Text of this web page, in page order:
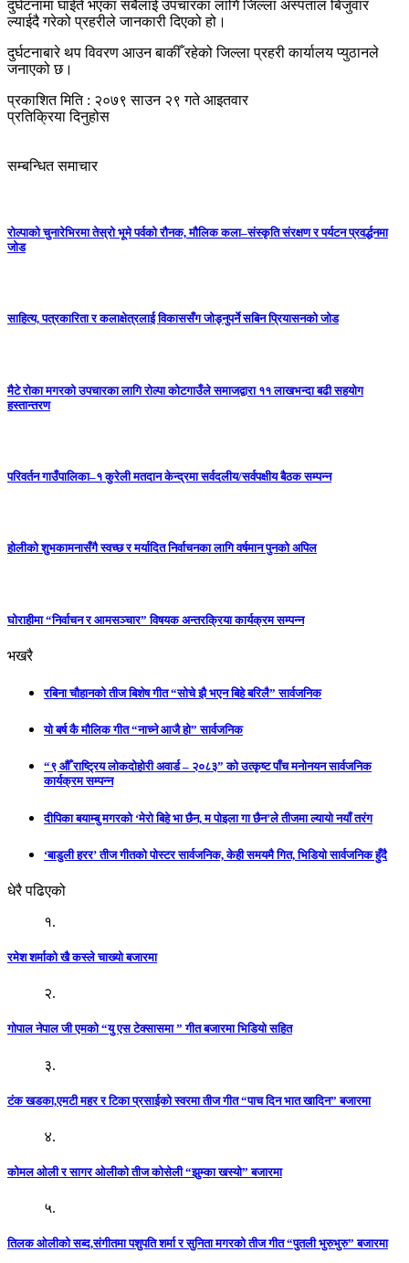
दुर्घटनामा घाईते भएका सबैलाई उपचारका लागि जिल्ला अस्पताल बिजुवार
ल्याईदै गरेको प्रहरीले जानकारी दिएको हो।
दुर्घटनाबारे थप विवरण आउन बाकीँ रहेको जिल्ला प्रहरी कार्यालय प्युठानले
जनाएको छ।
प्रकाशित मिति : २०७९ साउन २९ गते आइतवार
प्रतिक्रिया दिनुहोस
सम्बन्धित समाचार
रोल्पाको चुनारेभिरमा तेस्रो भूमे पर्वको रौनक, मौलिक कला–संस्कृति संरक्षण र पर्यटन प्रवर्द्धनमा
जोड
साहित्य, पत्रकारिता र कलाक्षेत्रलाई विकाससँग जोड्नुपर्ने सबिन प्रियासनको जोड
मैटे रोका मगरको उपचारका लागि रोल्पा कोटगाउँले समाजद्वारा ११ लाखभन्दा बढी सहयोग
हस्तान्तरण
परिवर्तन गाउँपालिका–१ कुरेली मतदान केन्द्रमा सर्वदलीय/सर्वपक्षीय बैठक सम्पन्न
होलीको शुभकामनासँगै स्वच्छ र मर्यादित निर्वाचनका लागि वर्षमान पुनको अपिल
घाेराहीमा “निर्वाचन र आमसञ्चार” विषयक अन्तरक्रिया कार्यक्रम सम्पन्न
भखरै
रबिना चौहानको तीज बिशेष गीत “सोचे झै भएन बिहे बरिलै” सार्वजनिक
यो बर्ष कै मौलिक गीत “नाच्ने आजै हो” सार्वजनिक
“९ औँ राष्ट्रिय लोकदोहोरी अवार्ड – २०८३” को उत्कृष्ट पाँच मनोनयन सार्वजनिक
कार्यक्रम सम्पन्न
दीपिका बयाम्बु मगरको ‘मेरो बिहे भा छैन, म पोइला गा छैन’ले तीजमा ल्यायो नयाँ तरंग
‘बाडुली हरर’ तीज गीतको पोस्टर सार्वजनिक, केही समयमै गित, भिडियो सार्वजनिक हुँदै
धेरै पढिएको
१.
रमेश शर्माको खै कस्ले चाख्यो बजारमा
२.
गोपाल नेपाल जी एमको “यु एस टेक्सासमा ” गीत बजारमा भिडियो सहित
३.
टंक खडका,एमटी महर र टिका प्रसाईको स्वरमा तीज गीत “पाच दिन भात खादिन” बजारमा
४.
कोमल ओली र सागर ओलीको तीज कोसेली “झुम्का खस्यो” बजारमा
५.
तिलक ओलीको सब्द,संगीतमा पशुपति शर्मा र सुनिता मगरको तीज गीत “पुतली भुरुभुरु” बजारमा